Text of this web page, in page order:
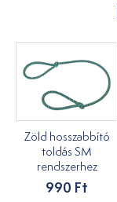
Zöld hosszabbító
toldás SM
rendszerhez
990 Ft